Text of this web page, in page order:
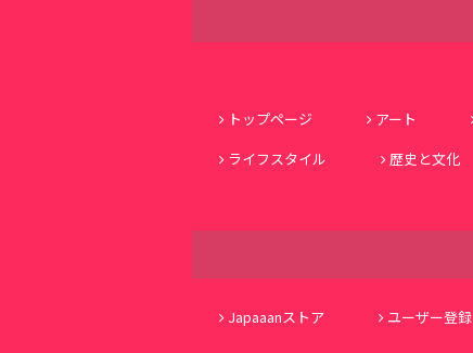
トップページ
アート
ライフスタイル
歴史と文化
Japaaanストア ユーザー登録